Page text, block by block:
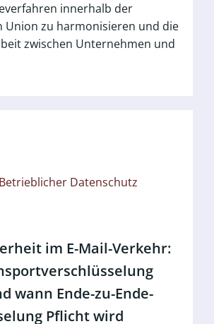
innerhalb der
Union zu harmonisieren und die
zwischen Unternehmen und
Betrieblicher Datenschutz
im E-Mail-Verkehr:
wann Ende-zu-Ende-
Pflicht wird